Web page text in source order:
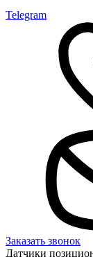
Telegram
Заказать звонок
Датчики